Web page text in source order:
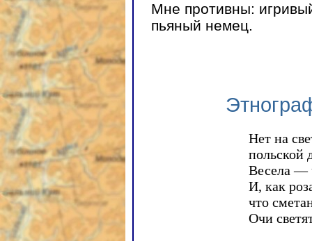
Мне противны:
пьяный немец.
Нет на
польской
Весела —
И, как
что
Очи